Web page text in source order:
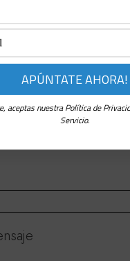
314 247
aceptas nuestra Política de
Servicio.